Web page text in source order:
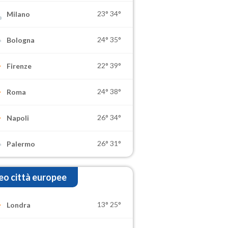
Milano 23° 34°
Bologna 24° 35°
Firenze 22° 39°
Roma 24° 38°
Napoli 26° 34°
Palermo 26° 31°
città europee
Londra 13° 25°